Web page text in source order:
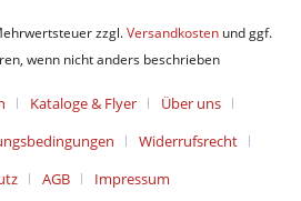
zzgl.Versandkosten und ggf.
wenn nicht anders beschrieben
Kataloge & Flyer
Über uns
Widerrufsrecht
AGB
Impressum